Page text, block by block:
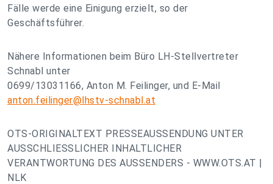
Fälle werde eine Einigung erzielt, so der
Geschäftsführer.
Nähere Informationen beim Büro LH-Stellvertreter
Schnabl unter
0699/13031166, Anton M. Feilinger, und E-Mail
anton.feilinger@lhstv-schnabl.at
OTS-ORIGINALTEXT PRESSEAUSSENDUNG UNTER
AUSSCHLIESSLICHER INHALTLICHER
VERANTWORTUNG DES AUSSENDERS - WWW.OTS.AT |
NLK